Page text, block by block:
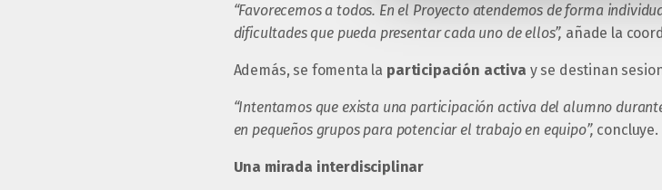
“Favorecemos a todos. En el Proyecto atendemos de forma
dificultades que pueda presentar cada uno de ellos”, añade la
Además, se fomenta la participación activa y se destinan
“Intentamos que exista una participación activa del alumno
en pequeños grupos para potenciar el trabajo en equipo”, concluye.
Una mirada interdisciplinar